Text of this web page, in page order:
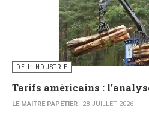
DE L’INDUSTRIE
Tarifs américains :
LE MAITRE PAPETIER 28 JUILLET 2026